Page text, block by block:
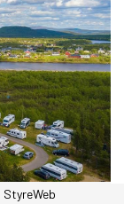
StyreWeb